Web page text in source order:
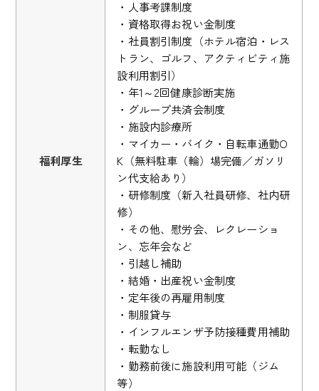
福利厚生
・人事考課制度
・資格取得お祝い金制度
・社員割引制度（ホテル宿泊・レス
トラン、ゴルフ、アクティビティ施
設利用割引）
・年1～2回健康診断実施
・グループ共済会制度
・施設内診療所
・マイカー・バイク・自転車通勤O
K（無料駐車（輪）場完備／ガソリ
ン代支給あり）
・研修制度（新入社員研修、社内研
修）
・その他、慰労会、レクレーショ
ン、忘年会など
・引越し補助
・結婚・出産祝い金制度
・定年後の再雇用制度
・制服貸与
・インフルエンザ予防接種費用補助
・転勤なし
・勤務前後に施設利用可能（ジム
等）